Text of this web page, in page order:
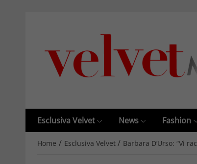
Esclusiva Velvet News Fashion
Home / Esclusiva Velvet / Barbara D’Urso: “Vi